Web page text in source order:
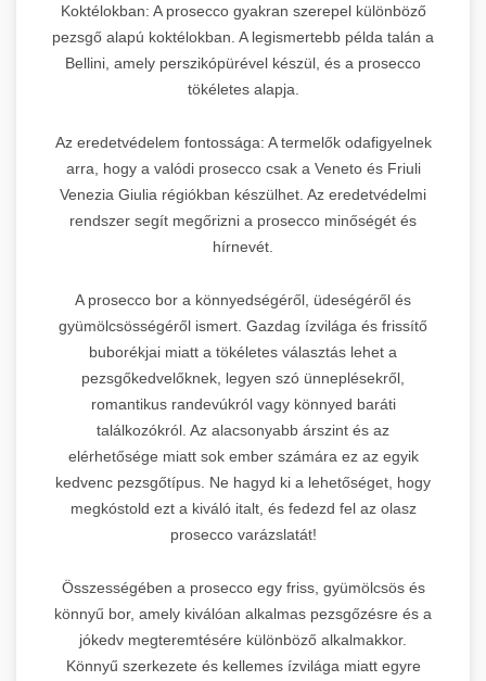
Koktélokban: A prosecco gyakran szerepel különböző
pezsgő alapú koktélokban. A legismertebb példa talán a
Bellini, amely perszikópürével készül, és a prosecco
tökéletes alapja.
Az eredetvédelem fontossága: A termelők odafigyelnek
arra, hogy a valódi prosecco csak a Veneto és Friuli
Venezia Giulia régiókban készülhet. Az eredetvédelmi
rendszer segít megőrizni a prosecco minőségét és
hírnevét.
A prosecco bor a könnyedségéről, üdeségéről és
gyümölcsösségéről ismert. Gazdag ízvilága és frissítő
buborékjai miatt a tökéletes választás lehet a
pezsgőkedvelőknek, legyen szó ünneplésekről,
romantikus randevúkról vagy könnyed baráti
találkozókról. Az alacsonyabb árszint és az
elérhetősége miatt sok ember számára ez az egyik
kedvenc pezsgőtípus. Ne hagyd ki a lehetőséget, hogy
megkóstold ezt a kiváló italt, és fedezd fel az olasz
prosecco varázslatát!
Összességében a prosecco egy friss, gyümölcsös és
könnyű bor, amely kiválóan alkalmas pezsgőzésre és a
jókedv megteremtésére különböző alkalmakkor.
Könnyű szerkezete és kellemes ízvilága miatt egyre